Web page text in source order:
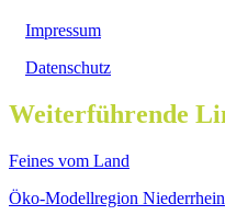
Impressum
Datenschutz
Weiterführende
Feines vom Land
Öko-Modellregion Niederrhein